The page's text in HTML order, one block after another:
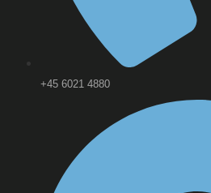
+45 6021 4880